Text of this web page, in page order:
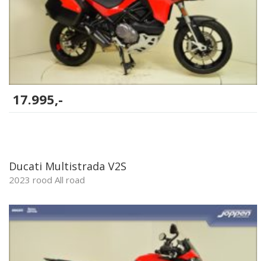
17.995,-
Ducati Multistrada V2S
2023 rood All road